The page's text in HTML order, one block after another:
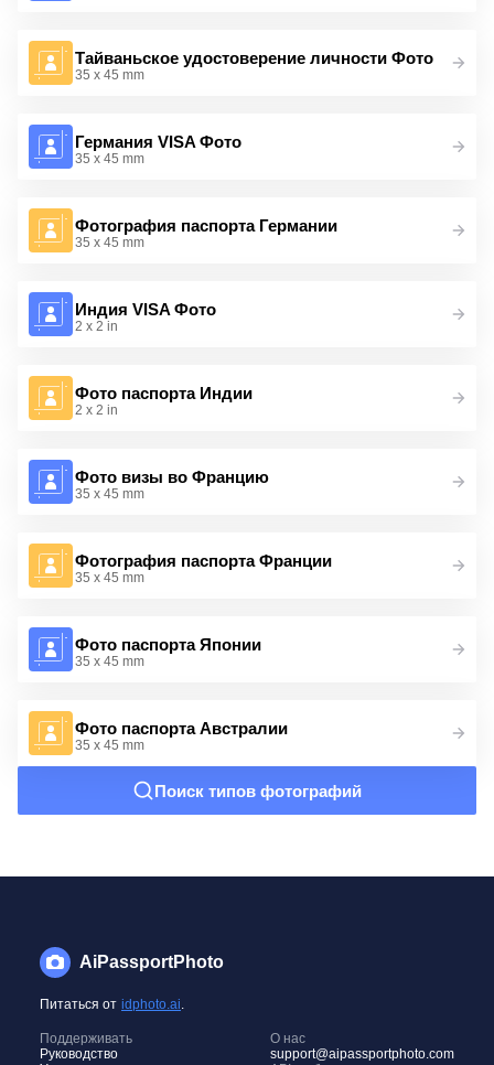
Тайваньское удостоверение личности Фото
35 x 45 mm
Германия VISA Фото
35 x 45 mm
Фотография паспорта Германии
35 x 45 mm
Индия VISA Фото
2 x 2 in
Фото паспорта Индии
2 x 2 in
Фото визы во Францию
35 x 45 mm
Фотография паспорта Франции
35 x 45 mm
Фото паспорта Японии
35 x 45 mm
Фото паспорта Австралии
35 x 45 mm
Поиск типов фотографий
AiPassportPhoto
Питаться от idphoto.ai.
Поддерживать
Руководство
О нас
support@aipassportphoto.com